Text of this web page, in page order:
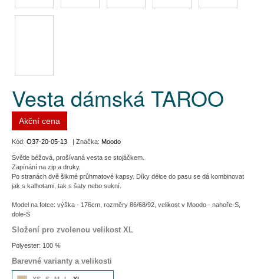
Vesta dámská TAROO
Akční cena
Kód: O37-20-05-13 | Značka: Moodo
Světle béžová, prošívaná vesta se stojáčkem.
Zapínání na zip a druky.
Po stranách dvě šikmé průhmatové kapsy. Díky délce do pasu se dá kombinovat
jak s kalhotami, tak s šaty nebo sukní.
Model na fotce: výška - 176cm, rozměry 86/68/92, velikost v Moodo - nahoře-S,
dole-S
Složení pro zvolenou velikost XL
Polyester: 100 %
Barevné varianty a velikosti